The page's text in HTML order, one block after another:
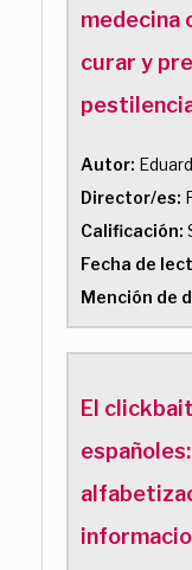
medecina
curar y
Autor:
Director/es:
Calificación:
Fecha de
Mención de
El